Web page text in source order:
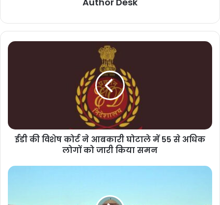
ईडी की विशेष कोर्ट ने आबकारी घोटाले में 55 से अधिक
लोगों को जारी किया समन